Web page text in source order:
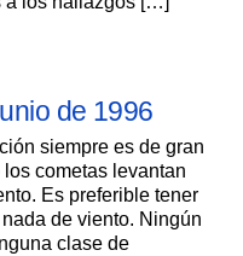
de 1996
siempre es de gran
cometas levantan
Es preferible tener
de viento. Ningún
clase de